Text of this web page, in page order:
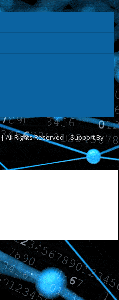
Rights Reserved | Support By